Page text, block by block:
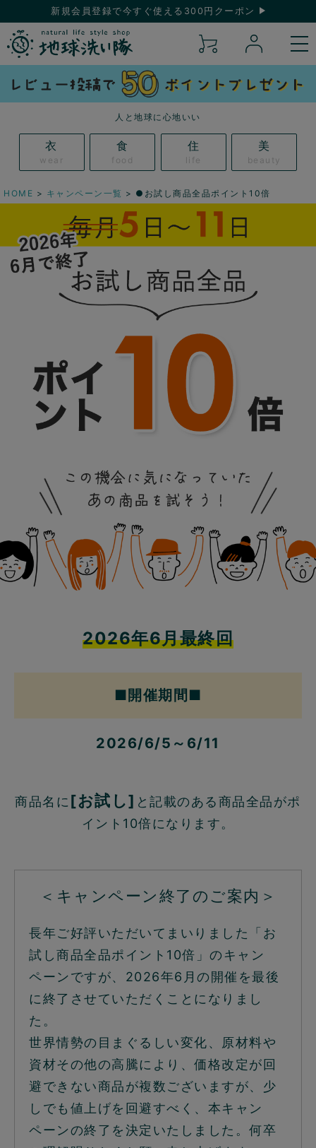
新規会員登録で今すぐ使える300円クーポン
人と地球に心地いい
衣
wear
食
food
住
life
美
beauty
HOME キャンペーン一覧 ●お試し商品全品ポイント10倍
2026年6月最終回
■開催期間■
2026/6/5～6/11
商品名に [お試し] と記載のある商品全品がポ
イント10倍になります。
＜キャンペーン終了のご案内＞
長年ご好評いただいてまいりました「お
試し商品全品ポイント10倍」のキャン
ペーンですが、2026年6月の開催を最後
に終了させていただくことになりまし
た。
世界情勢の目まぐるしい変化、原材料や
資材その他の高騰により、価格改定が回
避できない商品が複数ございますが、少
しでも値上げを回避すべく、本キャン
ペーンの終了を決定いたしました。何卒